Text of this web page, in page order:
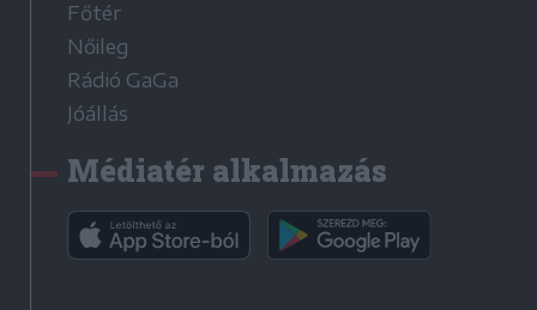
Főtér
Nőileg
Rádió GaGa
Jóállás
Médiatér alkalmazás